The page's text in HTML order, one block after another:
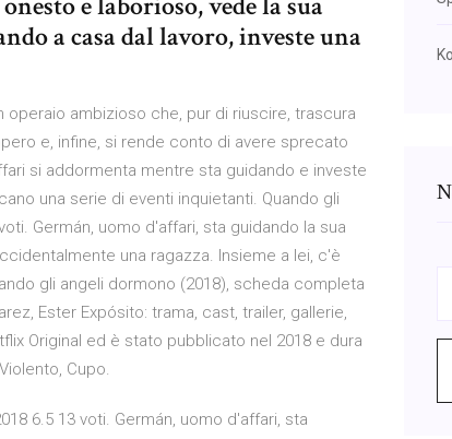
a casa dal lavoro, investe una
ambizioso che, pur di riuscire, trascura
e, infine, si rende conto di avere sprecato
si addormenta mentre sta guidando e investe
una serie di eventi inquietanti. Quando gli
Germán, uomo d'affari, sta guidando la sua
una ragazza. Insieme a lei, c'è
gli angeli dormono (2018), scheda completa
Ester Expósito: trama, cast, trailer, gallerie,
Original ed è stato pubblicato nel 2018 e dura
Cupo.
6.5 13 voti. Germán, uomo d'affari, sta